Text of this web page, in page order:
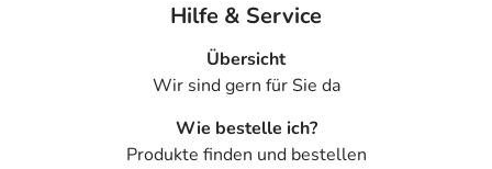
Hilfe & Service
Übersicht
Wir sind gern für Sie da
Wie bestelle ich?
Produkte finden und bestellen